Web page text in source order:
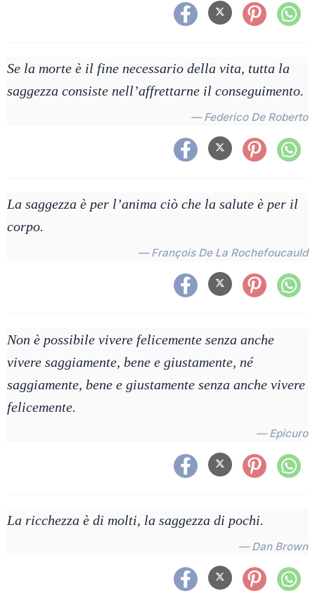
Se la morte è il fine necessario della vita, tutta la
saggezza consiste nell’affrettarne il conseguimento.
— Federico De Roberto
La saggezza è per l’anima ciò che la salute è per il
corpo.
— François De La Rochefoucauld
Non è possibile vivere felicemente senza anche
vivere saggiamente, bene e giustamente, né
saggiamente, bene e giustamente senza anche vivere
felicemente.
— Epicuro
La ricchezza è di molti, la saggezza di pochi.
— Dan Brown